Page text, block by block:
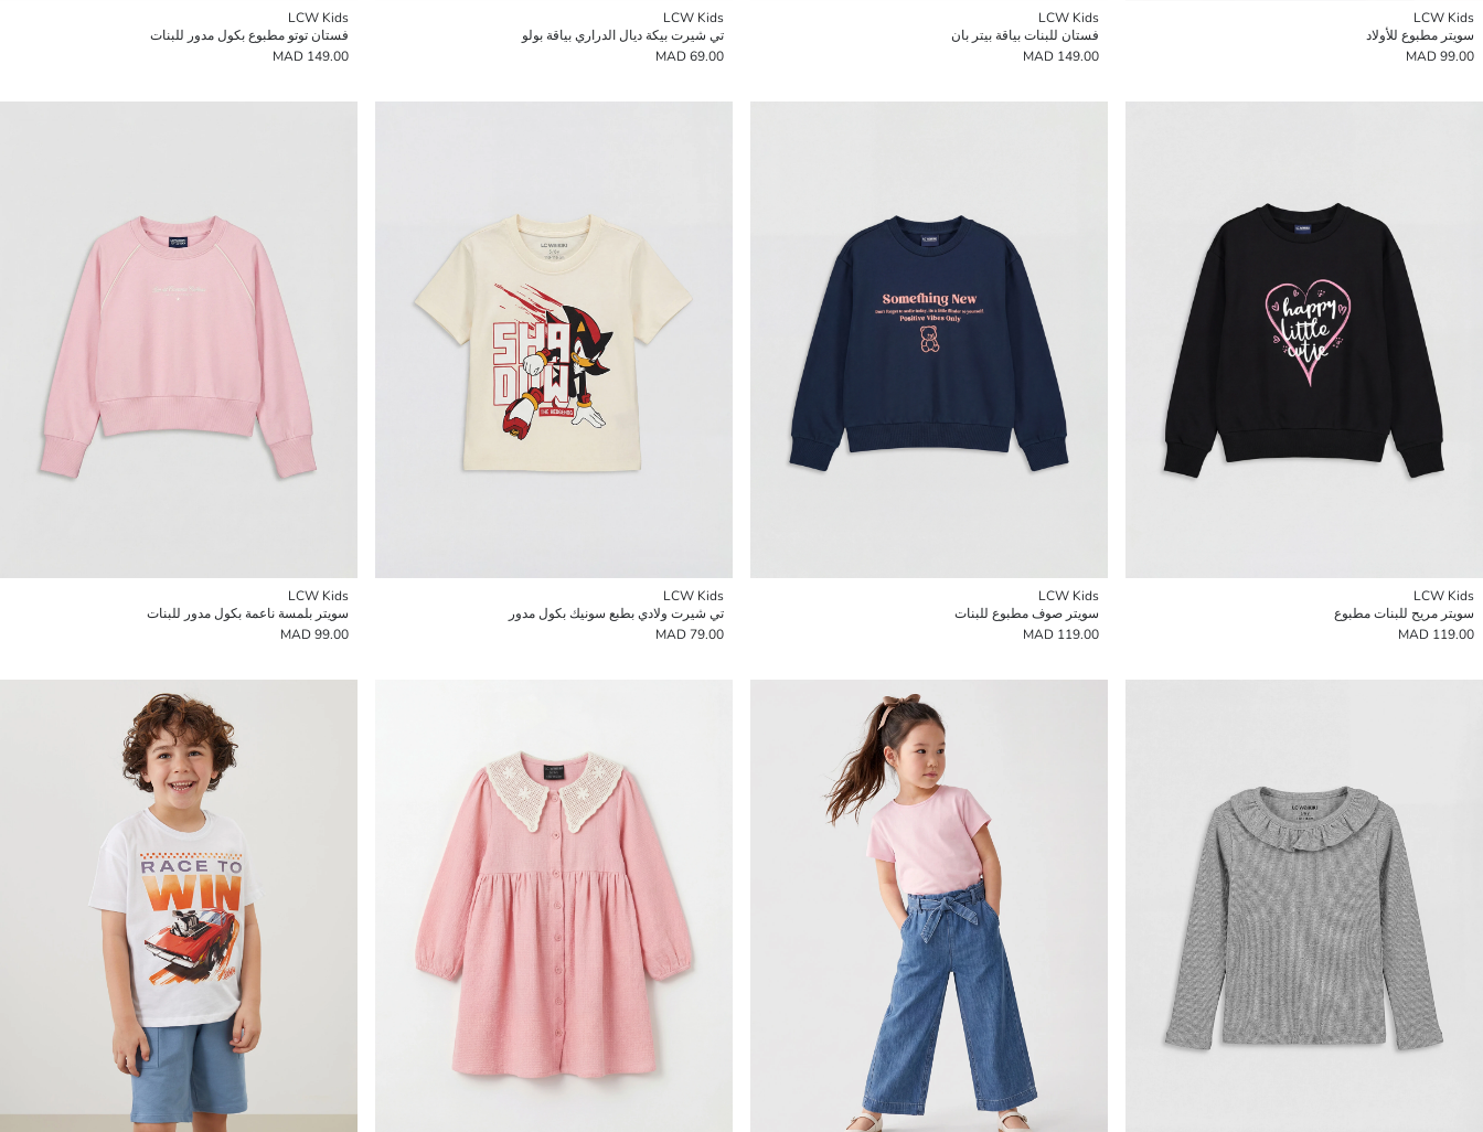
LCW Kids
سويتر مطبوع للأولاد
99.00 MAD
LCW Kids
فستان للبنات بياقة بيتر بان
149.00 MAD
LCW Kids
تي شيرت بيكة ديال الدراري بياقة بولو
69.00 MAD
LCW Kids
فستان توتو مطبوع بكول مدور للبنات
149.00 MAD
LCW Kids
سويتر مريح للبنات مطبوع
119.00 MAD
LCW Kids
سويتر صوف مطبوع للبنات
119.00 MAD
LCW Kids
تي شيرت ولادي بطبع سونيك بكول مدور
79.00 MAD
LCW Kids
سويتر بلمسة ناعمة بكول مدور للبنات
99.00 MAD